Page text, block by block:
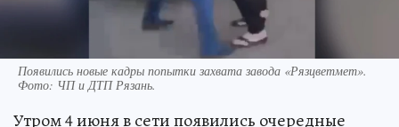
Появились новые кадры попытки захвата завода «Рязцветмет».
Фото: ЧП и ДТП Рязань.
Утром 4 июня в сети появились очередные